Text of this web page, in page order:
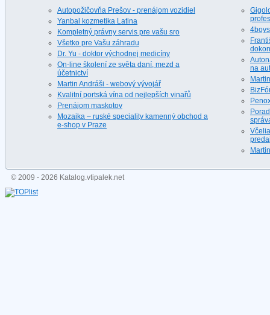
Autopožičovňa Prešov - prenájom vozidiel
Yanbal kozmetika Latina
Kompletný právny servis pre vašu sro
Všetko pre Vašu záhradu
Dr. Yu - doktor východnej medicíny
On-line školení ze světa daní, mezd a
účetnictví
Martin Andráši - webový vývojář
Kvalitní portská vína od nejlepších vinařů
Prenájom maskotov
Mozaika – ruské speciality kamenný obchod a
e-shop v Praze
na
© 2009 - 2026 Katalog.vtipalek.net